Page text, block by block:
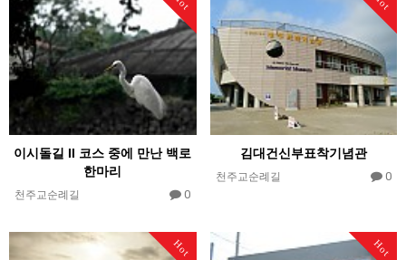
이시돌길 II 코스 중에 만난 백로
한마리
천주교순례길 0
김대건신부표착기념관
천주교순례길 0
Hot Hot